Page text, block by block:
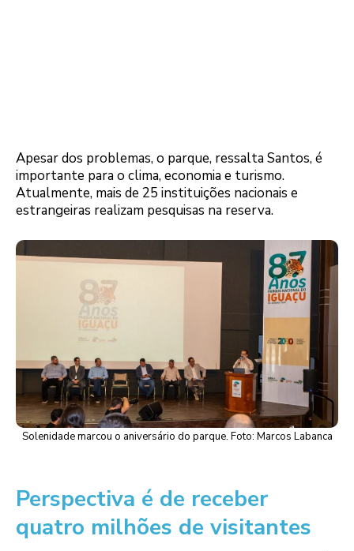
Apesar dos problemas, o parque, ressalta Santos, é
importante para o clima, economia e turismo.
Atualmente, mais de 25 instituições nacionais e
estrangeiras realizam pesquisas na reserva.
Solenidade marcou o aniversário do parque. Foto: Marcos Labanca
Perspectiva é de receber
quatro milhões de visitantes